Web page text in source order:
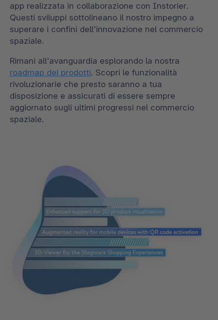
app realizzata in collaborazione con Instorier.
Questi sviluppi sottolineano il nostro impegno a
superare i confini dell'innovazione nel commercio
spaziale.
Rimani all'avanguardia esplorando la nostra
roadmap dei prodotti. Scopri le funzionalità
rivoluzionarie che presto saranno a tua
disposizione e assicurati di essere sempre
aggiornato sugli ultimi progressi nel commercio
spaziale.